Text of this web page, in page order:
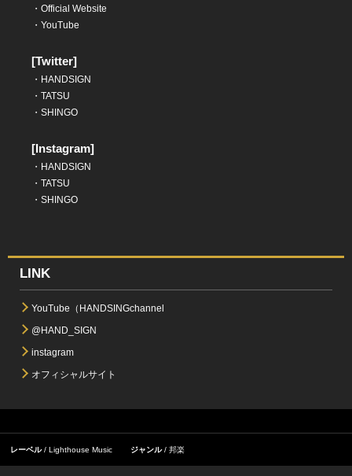
・ Official Website
・ YouTube
[Twitter]
・ HANDSIGN
・ TATSU
・ SHINGO
[Instagram]
・ HANDSIGN
・ TATSU
・ SHINGO
LINK
YouTube（HANDSINGchannel
@HAND_SIGN
instagram
オフィシャルサイト
レーベル Lighthouse Music ジャンル 邦楽